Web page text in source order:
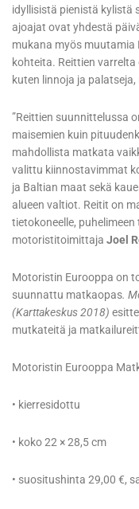
idyllisistä pienistä kylistä
ajoajat ovat yhdestä
mukana myös muutamia
kohteita. Reittien
kuten linnoja ja
”Reittien suunnittelussa
maisemien kuin
mahdollista matkata
valittu kiinnostavimmat
ja Baltian maat sekä
alueen valtiot. Reitit on
tietokoneelle,
motoristitoimittaja Joel
Motoristin Eurooppa on
suunnattu matkaopas.
(Karttakeskus 2018)
mutkateitä ja
Motoristin Eurooppa
• kierresidottu
• koko 22 × 28,5 cm
• suositushinta 29,00 €,